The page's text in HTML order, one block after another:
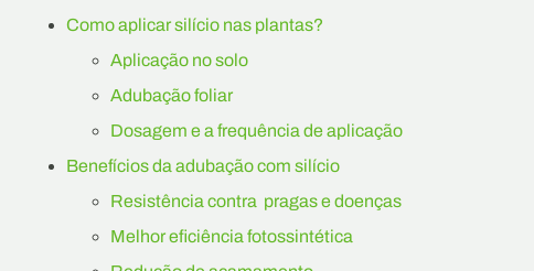
Como aplicar silício nas plantas?
Aplicação no solo
Adubação foliar
Dosagem e a frequência de aplicação
Benefícios da adubação com silício
Resistência contra pragas e doenças
Melhor eficiência fotossintética